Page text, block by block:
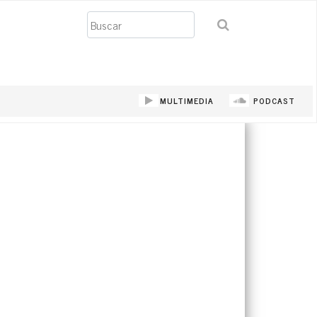
Buscar
MULTIMEDIA PODCAST